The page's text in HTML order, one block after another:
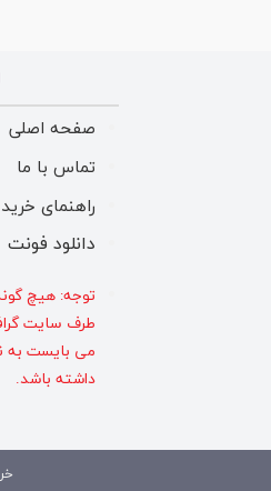
صفحه اصلی
تماس با ما
راهنمای خرید
دانلود فونت
توجه: هیچ
طرف سایت
می بایست به
داشته باشد.